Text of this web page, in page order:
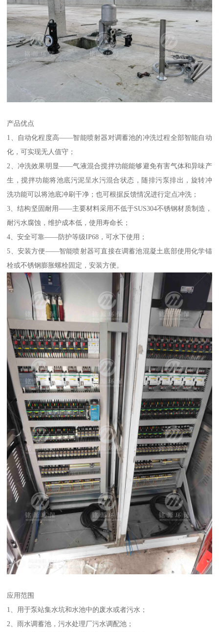
产品优点
1、自动化程度高——智能喷射器对调蓄池的冲洗过程全部智能自动
化，可实现无人值守；
2、冲洗效果明显——气液混合搅拌功能能够避免有害气体和异味产
生，搅拌功能将池底污泥呈水污混合状态，随排污泵排出，旋转冲
洗功能可以将池底冲刷干净；也可根据反馈情况进行定点冲洗；
3、结构坚固耐用——主要材料采用不低于SUS304不锈钢材质制造，
耐污水腐蚀，维护成本低，使用寿命长；
4、安全可靠——防护等级IP68，可水下使用；
5、安装方便——智能喷射器可直接在调蓄池混凝土底部使用化学锚
栓或不锈钢膨胀螺栓固定，安装方便。
应用范围
1、用于泵站集水坑和水池中的废水或者污水；
2、雨水调蓄池，污水处理厂污水调配池；